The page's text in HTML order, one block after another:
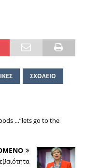
ΣΧΟΛΕΙΟ
…”lets go to the